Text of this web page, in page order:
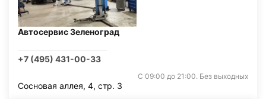
Автосервис Зеленоград
+7 (495) 431-00-33
С 09:00 до 21:00. Без выходных
Сосновая аллея, 4, стр. 3